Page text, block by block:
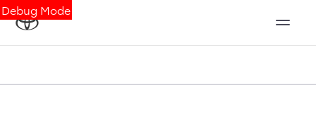
Debug Mode